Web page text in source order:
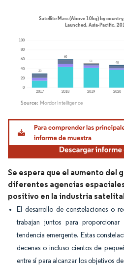
Imagen © Mordor Intelligence. El uso
Se espera que el aumento del
diferentes agencias
positivo en la industria satelital
El desarrollo de constelaciones o
trabajan juntos para
tendencia emergente. Estas
decenas o incluso cientos de
entre sí para alcanzar los objetivos